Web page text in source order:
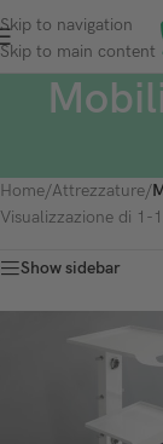
Skip to navigation
Skip to main content
Home/Attrezzature/
Visualizzazione di 1-
Show sidebar